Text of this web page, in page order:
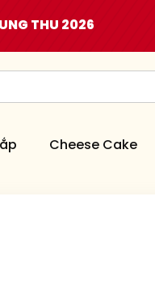
THU 2026
Cheese Cake